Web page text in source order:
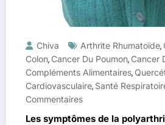
Chiva Arthrite Rhumatoïde,
Colon, Cancer Du Poumon, Cancer
Compléments Alimentaires,
Cardiovasculaire, Santé
Commentaires
Les symptômes de la